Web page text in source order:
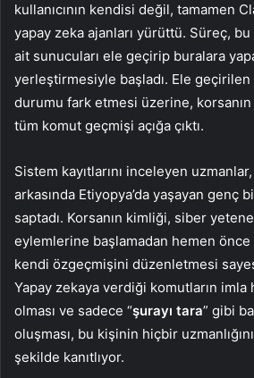
kullanıcının kendisi değil, tamamen
yapay zeka ajanları yürüttü. Süreç,
ait sunucuları ele geçirip buralara
yerleştirmesiyle başladı. Ele
durumu fark etmesi üzerine,
tüm komut geçmişi açığa çıktı.
Sistem kayıtlarını inceleyen
arkasında Etiyopya’da yaşayan genç
saptadı. Korsanın kimliği, siber
eylemlerine başlamadan hemen önce
kendi özgeçmişini düzenletmesi
Yapay zekaya verdiği komutların imla
olması ve sadece “şurayı tara” gibi
oluşması, bu kişinin hiçbir
şekilde kanıtlıyor.